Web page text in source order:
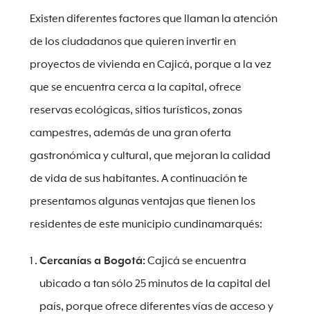
Existen diferentes factores que llaman la atención
de los ciudadanos que quieren invertir en
proyectos de vivienda en Cajicá, porque a la vez
que se encuentra cerca a la capital, ofrece
reservas ecológicas, sitios turísticos, zonas
campestres, además de una gran oferta
gastronómica y cultural, que mejoran la calidad
de vida de sus habitantes. A continuación te
presentamos algunas ventajas que tienen los
residentes de este municipio cundinamarqués:
Cercanías a Bogotá:Cajicá se encuentra
ubicado a tan sólo 25 minutos de la capital del
país, porque ofrece diferentes vías de acceso y